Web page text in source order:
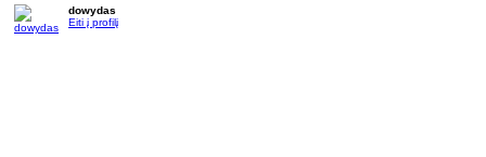
dowydas
Eiti į profilį